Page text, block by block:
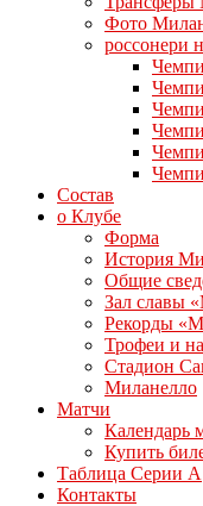
Фото
россонери
Состав
о Клубе
Форма
История
Общие
Зал славы
Рекорды
Трофеи и
Стадион
Миланелло
Матчи
Календарь
Купить
Таблица Серии А
Контакты